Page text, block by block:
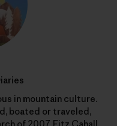
in mountain culture.
boated or traveled,